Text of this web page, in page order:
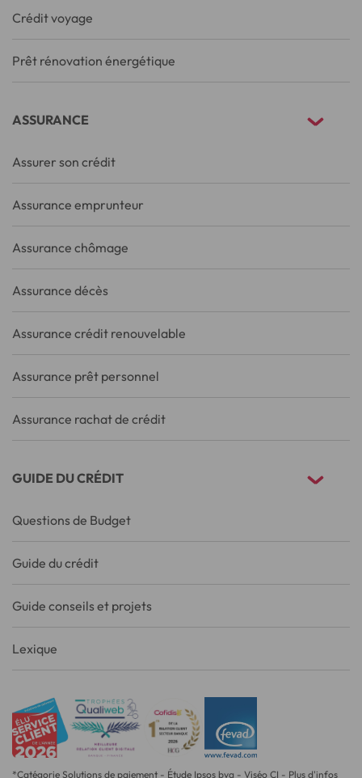
Crédit voyage
Prêt rénovation énergétique
ASSURANCE
Assurer son crédit
Assurance emprunteur
Assurance chômage
Assurance décès
Assurance crédit renouvelable
Assurance prêt personnel
Assurance rachat de crédit
GUIDE DU CRÉDIT
Questions de Budget
Guide du crédit
Guide conseils et projets
Lexique
*Catégorie Solutions de paiement - Étude Ipsos bva - Viséo CI - Plus d'infos